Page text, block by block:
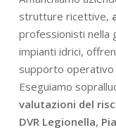
strutture ricettive,
professionisti nella
impianti idrici,
supporto operativo
Eseguiamo
valutazioni del
DVR Legionella,